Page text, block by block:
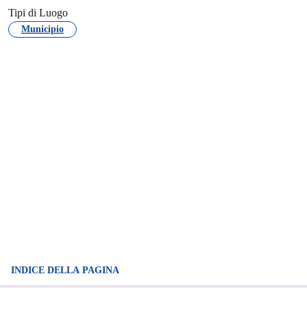
Tipi di Luogo
Municipio
INDICE DELLA PAGINA